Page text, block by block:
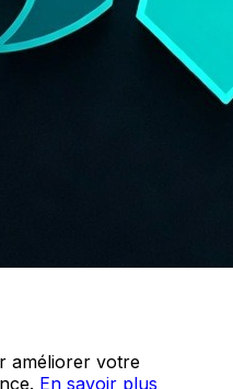
améliorer votre
En savoir plus